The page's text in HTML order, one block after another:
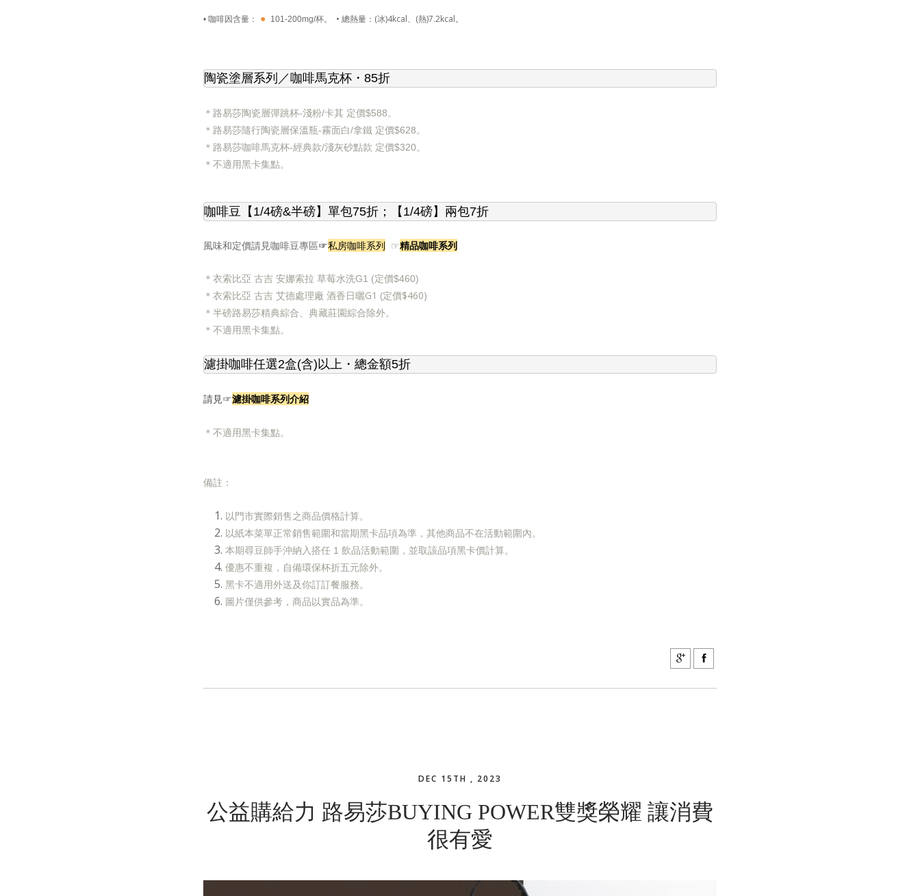
• 咖啡因含量： ● 101-200mg/杯。 • 總熱量：(冰)4kcal、(熱)7.2kcal。
陶瓷塗層系列 ／咖啡馬克杯・85折
＊ 路易莎陶瓷層彈跳杯-淺粉/卡其 定價$588。
＊路易莎隨行陶瓷層保溫瓶-霧面白/拿鐵 定價$628。
＊ 路易莎咖啡馬克杯-經典款/淺灰砂點款 定價$320。
＊ 不適用黑卡集點。
咖啡豆【1/4磅&半磅】單包75折；【1/4磅】兩包7折
風味和定價請見咖啡豆專區☞私房咖啡系列 ☞精品咖啡系列
＊衣索比亞 古吉 安娜索拉 草莓水洗G1 (定價$460)
＊衣索比亞 古吉 艾德處理廠 酒香日曬G1 (定價$460)
＊ 半磅路易莎精典綜合、典藏莊園綜合除外。
＊ 不適用黑卡集點。
濾掛咖啡任選2盒(含)以上 ・總金額5折
請見☞濾掛咖啡系列介紹
＊ 不適用黑卡集點。
備註：
以門市實際銷售之商品價格計算。
以紙本菜單正常銷售範圍和當期黑卡品項為準，其他商品不在活動範圍內。
本期尋豆師手沖納入搭任 1 飲品活動範圍，並取該品項黑卡價計算。
優惠不重複，自備環保杯折五元除外。
黑卡不適用外送及你訂訂餐服務。
圖片僅供參考，商品以實品為準。
DEC 15TH , 2023
公益購給力 路易莎BUYING POWER雙獎榮耀 讓消費
很有愛